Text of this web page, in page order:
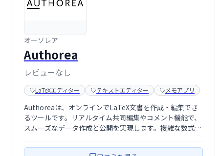
オーソレア
Authorea
レビューなし
LaTeXエディター テキストエディター メモアプリ
Authoreaは、オンラインでLaTeX文書を作成・編集でき
るツールです。リアルタイム共同編集やコメント機能で、
スムーズなデータ作成と公開を実現します。複雑な数式や